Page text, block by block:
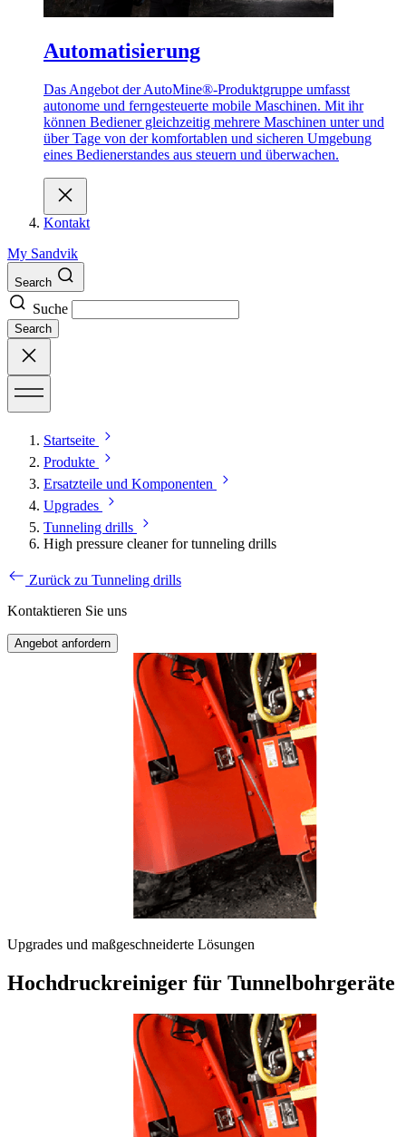
Automatisierung
Das Angebot der AutoMine®-Produktgruppe umfasst
autonome und ferngesteuerte mobile Maschinen. Mit ihr
können Bediener gleichzeitig mehrere Maschinen unter und
über Tage von der komfortablen und sicheren Umgebung
eines Bedienerstandes aus steuern und überwachen.
Kontakt
My Sandvik
Search
Suche
Search
Startseite
Produkte
Ersatzteile und Komponenten
Upgrades
Tunneling drills
High pressure cleaner for tunneling drills
Zurück zu Tunneling drills
Kontaktieren Sie uns
Angebot anfordern
Upgrades und maßgeschneiderte Lösungen
Hochdruckreiniger für Tunnelbohrgeräte